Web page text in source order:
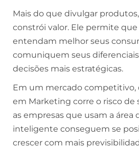
Mais do que divulgar
constrói valor. Ele permite
entendam melhor seus
comuniquem seus
decisões mais estratégicas.
Em um mercado competitivo,
em Marketing corre o risco de
as empresas que usam a área
inteligente conseguem se
crescer com mais